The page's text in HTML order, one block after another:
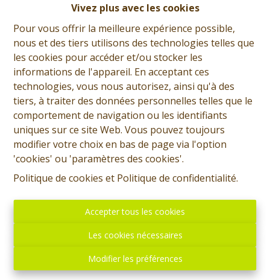
Vivez plus avec les cookies
Pour vous offrir la meilleure expérience possible,
nous et des tiers utilisons des technologies telles que
les cookies pour accéder et/ou stocker les
informations de l'appareil. En acceptant ces
technologies, vous nous autorisez, ainsi qu'à des
tiers, à traiter des données personnelles telles que le
comportement de navigation ou les identifiants
uniques sur ce site Web. Vous pouvez toujours
modifier votre choix en bas de page via l'option
'cookies' ou 'paramètres des cookies'.
Politique de cookies et Politique de confidentialité.
Accepter tous les cookies
Les cookies nécessaires
Modifier les préférences
Fabrizio Di Lella
Demande d'informations
+32 (0)65 31 96 96
3 1 168 m² 134 m²
SOUS OPTION - PLUS DE VISITE - Prix: 190.000 euros,
frais d'agence non inclus et à charge de l'acquéreur.
Maison habitable rapidement et comprenant: Sous-sol:
Cave. Rez: Salle à manger, salon, cuisine équipée, salle
de douche, terrasse, jardin. Etage: Hall de nuit, deux
chambres. Etage 2: Une grande chambre sous toit.
Divers: Chauffage central MAZOUT avec production
d'eau chaude, châssis double vitrage. PEB: C - 227